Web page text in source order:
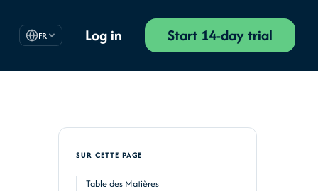
FR Log in Start 14-day trial
SUR CETTE PAGE
Table des Matières